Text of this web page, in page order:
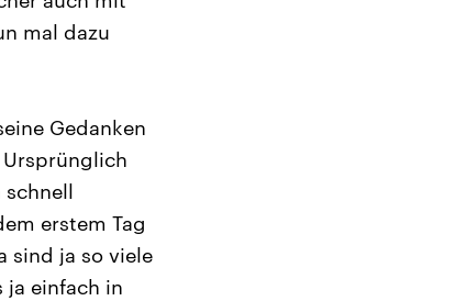
mal dazu
Gedanken
schnell
erstem Tag
sind ja so viele
einfach in